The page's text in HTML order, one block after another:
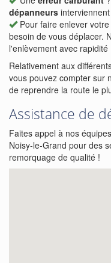
dépanneurs
Pour faire enlever
besoin de vous déplacer.
l'enlèvement avec rapidité
Relativement aux
vous pouvez compter sur
de reprendre la route le
Assistance de
Faites appel à nos
Noisy-le-Grand pour des
remorquage de qualité !